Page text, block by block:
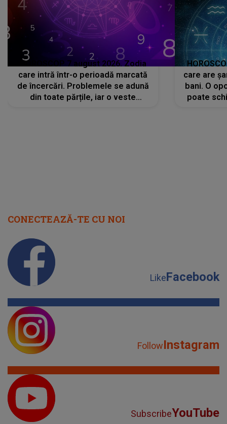
HOROSCOP 7 august 2026. Zodia
care intră într-o perioadă marcată
de încercări. Problemele se adună
din toate părțile, iar o veste
care are
bani. O
poate
CONECTEAZĂ-TE CU NOI
LikeFacebook
FollowInstagram
SubscribeYouTube